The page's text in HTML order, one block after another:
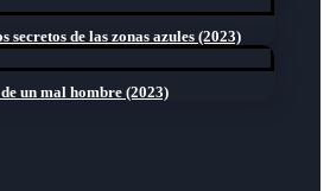
secretos de las zonas azules (2023)
un mal hombre (2023)